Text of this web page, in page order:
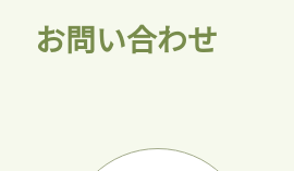
お問い合わせ